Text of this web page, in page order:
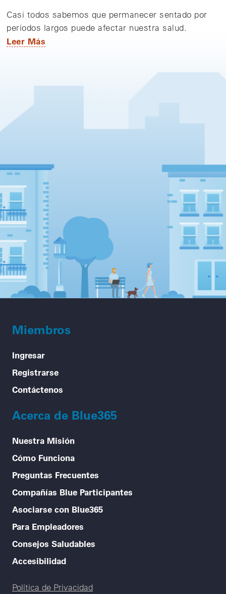
Casi todos sabemos que permanecer sentado por
períodos largos puede afectar nuestra salud.
Leer Más
Miembros
Ingresar
Registrarse
Contáctenos
Acerca de Blue365
Nuestra Misión
Cómo Funciona
Preguntas Frecuentes
Compañías Blue Participantes
Asociarse con Blue365
Para Empleadores
Consejos Saludables
Accesibilidad
Legal menu
Política de Privacidad